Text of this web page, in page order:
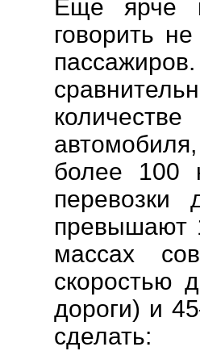
Еще ярче
говорить
более 100
перевозки
превышают
массах
скоростью
дороги) и
сделать: